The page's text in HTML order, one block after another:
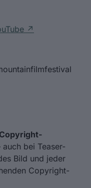
↗
bei Teaser-
Bild und jeder
Copyright-